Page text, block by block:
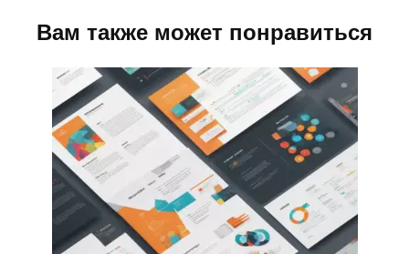
Вам также может понравиться